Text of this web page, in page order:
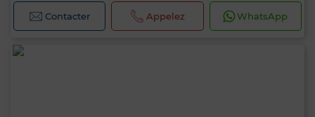
Contacter Appelez WhatsApp